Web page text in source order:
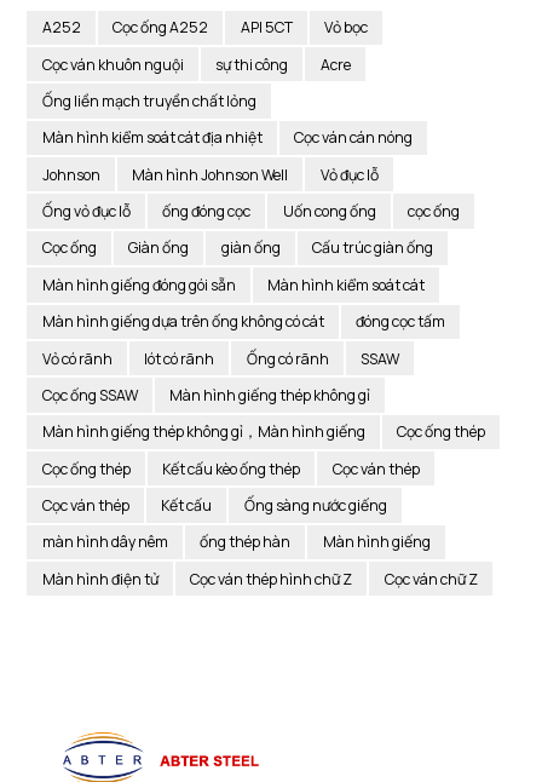
A252 Cọc ống A252 API 5CT
Vỏ bọc
Cọc ván khuôn nguội
sự thi công
Acre
Ống liền mạch truyền chất lỏng
Màn hình kiểm soát cát địa nhiệt
Cọc ván cán nóng
Johnson
Màn hình Johnson Well
Vỏ đục lỗ
Ống vỏ đục lỗ
ống đóng cọc Uốn cong ống
cọc ống
Cọc ống
Giàn ống giàn ống
Cấu trúc giàn ống
Màn hình giếng đóng gói sẵn
Màn hình kiểm soát cát
Màn hình giếng dựa trên ống không có cát
đóng cọc tấm
Vỏ có rãnh
lót có rãnh Ống có rãnh
SSAW
Cọc ống SSAW
Màn hình giếng thép không gỉ
Màn hình giếng thép không gỉ，Màn hình giếng
Cọc ống thép
Cọc ống thép
Kết cấu kèo ống thép
Cọc ván thép
Cọc ván thép
Kết cấu
Ống sàng nước giếng
màn hình dây nêm
ống thép hàn
Màn hình giếng
Màn hình điện tử
Cọc ván thép hình chữ Z Cọc ván chữ Z